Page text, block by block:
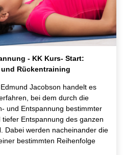
- KK Kurs- Start:
Rückentraining
Jacobson handelt es
bei dem durch die
und Entspannung bestimmter
Entspannung des ganzen
Dabei werden nacheinander die
bestimmten Reihenfolge